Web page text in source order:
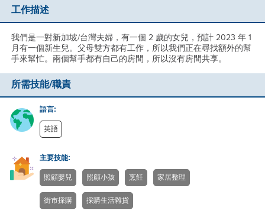
工作描述
我們是一對新加坡/台灣夫婦，有一個 2 歲的女兒，預計 2023 年 1
月有一個新生兒。父母雙方都有工作，所以我們正在尋找額外的幫
手來幫忙。兩個幫手都有自己的房間，所以沒有房間共享。
所需技能/職責
語言:
英語
主要技能:
照顧嬰兒 照顧小孩 烹飪 家居整理
街市採購 採購生活雜貨